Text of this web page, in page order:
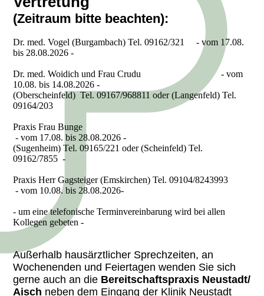
(Zeitraum bitte beachten):
Dr. med. Vogel (Burgambach) Tel. 09162/321 - vom 17.08.
bis 28.08.2026 -
Dr. med. Woidich und Frau Crudu - vom
10.08. bis 14.08.2026 -
(Oberscheinfeld) Tel. 09167/968811 oder (Langenfeld) Tel.
09164/203
Praxis Frau Bunge
- vom 17.08. bis 28.08.2026 -
(Sugenheim) Tel. 09165/221 oder (Scheinfeld) Tel.
09162/7855 -
Praxis Herr Gagsteiger (Emskirchen) Tel. 09104/8243993
- vom 10.08. bis 28.08.2026-
- um eine telefonische Terminvereinbarung wird bei allen
Kollegen gebeten -
Außerhalb hausärztlicher Sprechzeiten, an
Wochenenden und Feiertagen wenden Sie sich
gerne auch an die Bereitschaftspraxis Neustadt/
Aisch neben dem Eingang der Klinik Neustadt